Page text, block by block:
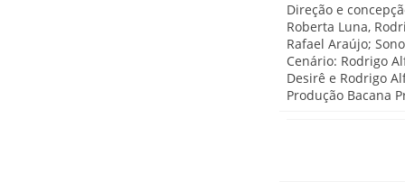
Direção e
Roberta Luna,
Rafael Araújo;
Cenário: Rodrigo
Desirê e Rodrigo
Produção Bacana